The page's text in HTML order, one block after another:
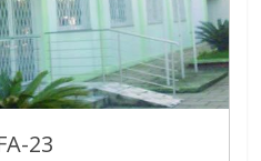
23